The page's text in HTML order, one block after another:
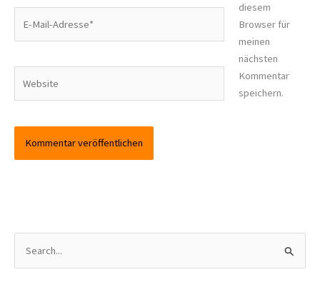
Mail-
diesem
Browser für
meinen
nächsten
Kommentar
speichern.